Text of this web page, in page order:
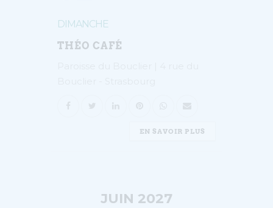
DIMANCHE
THÉO CAFÉ
EN SAVOIR PLUS
JUIN 2027